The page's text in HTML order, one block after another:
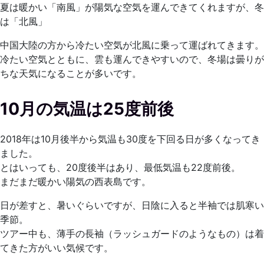
夏は暖かい「南風」が陽気な空気を運んできてくれますが、冬
は「北風」
中国大陸の方から冷たい空気が北風に乗って運ばれてきます。
冷たい空気とともに、雲も運んできやすいので、冬場は曇りが
ちな天気になることが多いです。
10月の気温は25度前後
2018年は10月後半から気温も30度を下回る日が多くなってき
ました。
とはいっても、20度後半はあり、最低気温も22度前後。
まだまだ暖かい陽気の西表島です。
日が差すと、暑いぐらいですが、日陰に入ると半袖では肌寒い
季節。
ツアー中も、薄手の長袖（ラッシュガードのようなもの）は着
てきた方がいい気候です。